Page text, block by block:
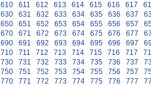
610 611 612 613 614 615 616 617
630 631 632 633 634 635 636 637
650 651 652 653 654 655 656 657
670 671 672 673 674 675 676 677
690 691 692 693 694 695 696 697
710 711 712 713 714 715 716 717
730 731 732 733 734 735 736 737
750 751 752 753 754 755 756 757
770 771 772 773 774 775 776 777